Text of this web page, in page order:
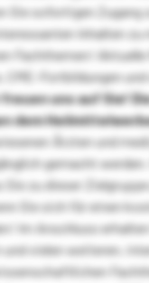
Sie sofortigen Zugang
Inhalten zu
Fachthemen! Aktuelle
CME-Fortbildungen
freuen uns auf Sie!
dem
Ärzten und
gemacht werden.
zu dieser
Sie sich für einen
Im Anschluss
und vielen weiteren,